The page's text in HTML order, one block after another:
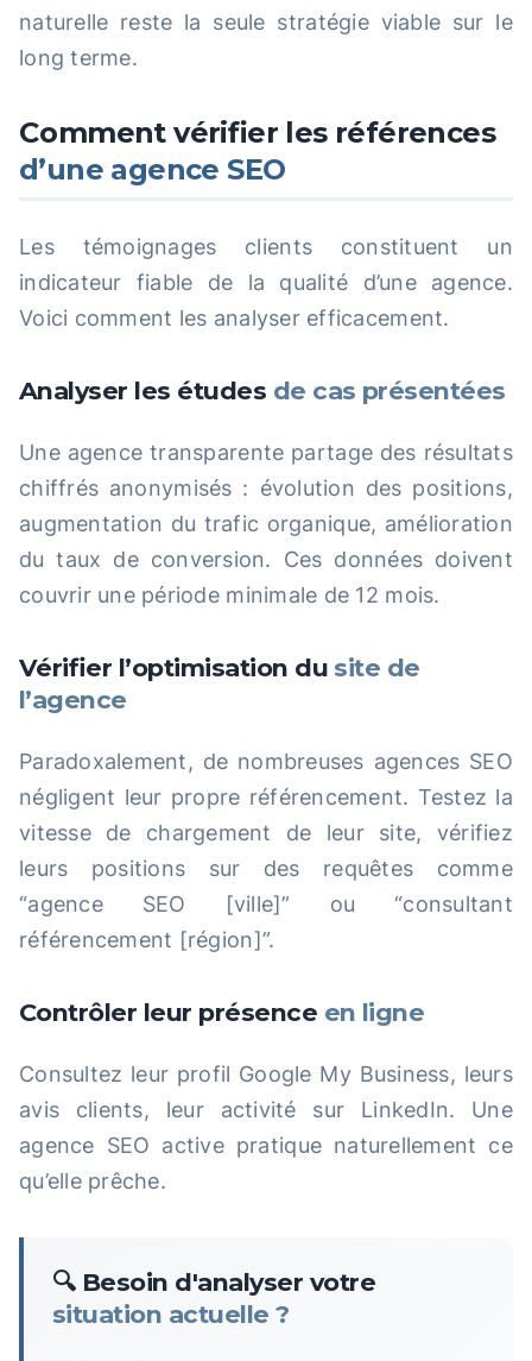
naturelle reste la seule stratégie viable sur le
long terme.
Comment vérifier les références
d’une agence SEO
Les témoignages clients constituent un
indicateur fiable de la qualité d’une agence.
Voici comment les analyser efficacement.
Analyser les études de cas présentées
Une agence transparente partage des résultats
chiffrés anonymisés : évolution des positions,
augmentation du trafic organique, amélioration
du taux de conversion. Ces données doivent
couvrir une période minimale de 12 mois.
Vérifier l’optimisation du site de
l’agence
Paradoxalement, de nombreuses agences SEO
négligent leur propre référencement. Testez la
vitesse de chargement de leur site, vérifiez
leurs positions sur des requêtes comme
“agence SEO [ville]” ou “consultant
référencement [région]”.
Contrôler leur présence en ligne
Consultez leur profil Google My Business, leurs
avis clients, leur activité sur LinkedIn. Une
agence SEO active pratique naturellement ce
qu’elle prêche.
🔍 Besoin d'analyser votre
situation actuelle ?